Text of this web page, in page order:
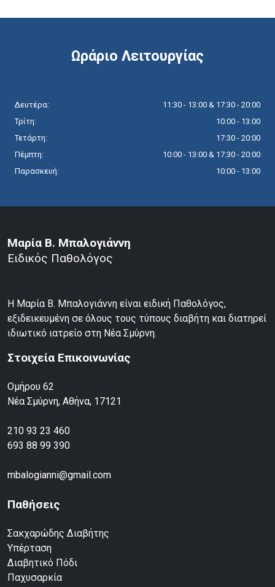
Ωράριο Λειτουργίας
Δευτέρα:
11:30 - 13:00 & 17:30 - 20:00
Τρίτη:
10:00 - 13:00
Τετάρτη:
17:30 - 20:00
Πέμπτη:
10:00 - 13:00 & 17:30 - 20:00
Παρασκευή:
10:00 - 13:00
Μαρία Β. Μπαλογιάννη
Ειδικός Παθολόγος
Η Μαρία Β. Μπαλογιάννη είναι ειδική Παθολόγος,
εξιδεικευμένη σε όλους τους τύπους διαβήτη και διατηρεί
ιδιωτικό ιατρείο στη Νέα Σμύρνη.
Στοιχεία Επικοινωνίας
Ομήρου 62
Νέα Σμύρνη, Αθήνα, 17121
210 93 23 460
693 88 99 390
mbalogianni@gmail.com
Παθήσεις
Σακχαρώδης Διαβήτης
Υπέρταση
Διαβητικό Πόδι
Παχυσαρκία